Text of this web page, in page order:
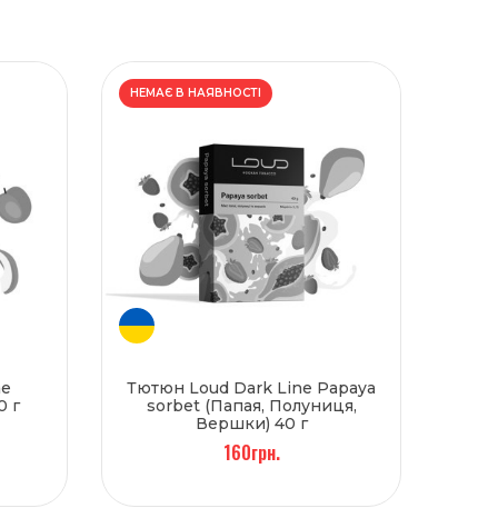
г
НЕМАЄ В НАЯВНОСТІ
Тютюн Loud Dark Line Papaya
sorbet (Папая, Полуниця,
Вершки) 40 г
160грн.